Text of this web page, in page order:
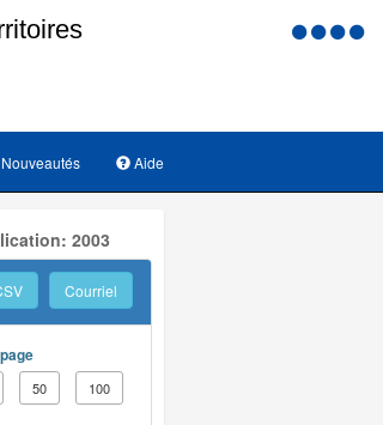
Menu
Aide
Nouveautés
2003
Courriel
50 100